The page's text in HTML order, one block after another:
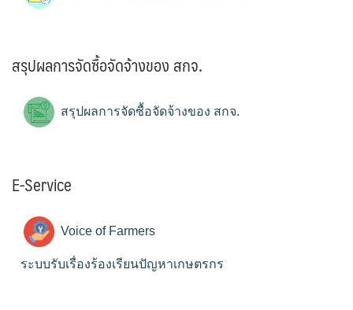
สรุปผลการจัดซื้อจัดจ้างของ สกจ.
สรุปผลการจัดซื้อจัดจ้างของ สกจ.
E-Service
Voice of Farmers
ระบบรับเรื่องร้องเรียนปัญหาเกษตรกร